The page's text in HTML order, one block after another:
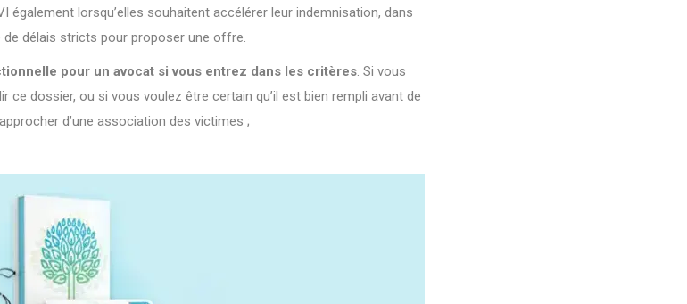
également lorsqu’elles souhaitent accélérer leur indemnisation, dans
délais stricts pour proposer une offre.
pour un avocat si vous entrez dans les critères. Si vous
ce dossier, ou si vous voulez être certain qu’il est bien rempli avant de
d’une association des victimes ;